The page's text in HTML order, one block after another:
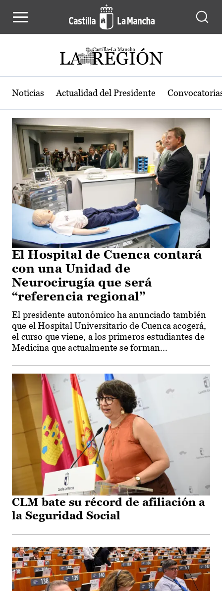
Actualidad de la región de Castilla-
Noticias Actualidad del Presidente
El Hospital de Cuenca contará
con una Unidad de
Neurocirugía que será
“referencia regional”
El presidente autonómico ha anunciado también
que el Hospital Universitario de Cuenca acogerá,
el curso que viene, a los primeros estudiantes de
Medicina que actualmente se forman...
CLM bate su récord de afiliación a
la Seguridad Social